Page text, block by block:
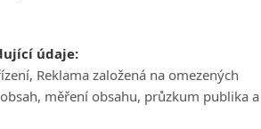
údaje:
Reklama založená na omezených
měření obsahu, průzkum publika a